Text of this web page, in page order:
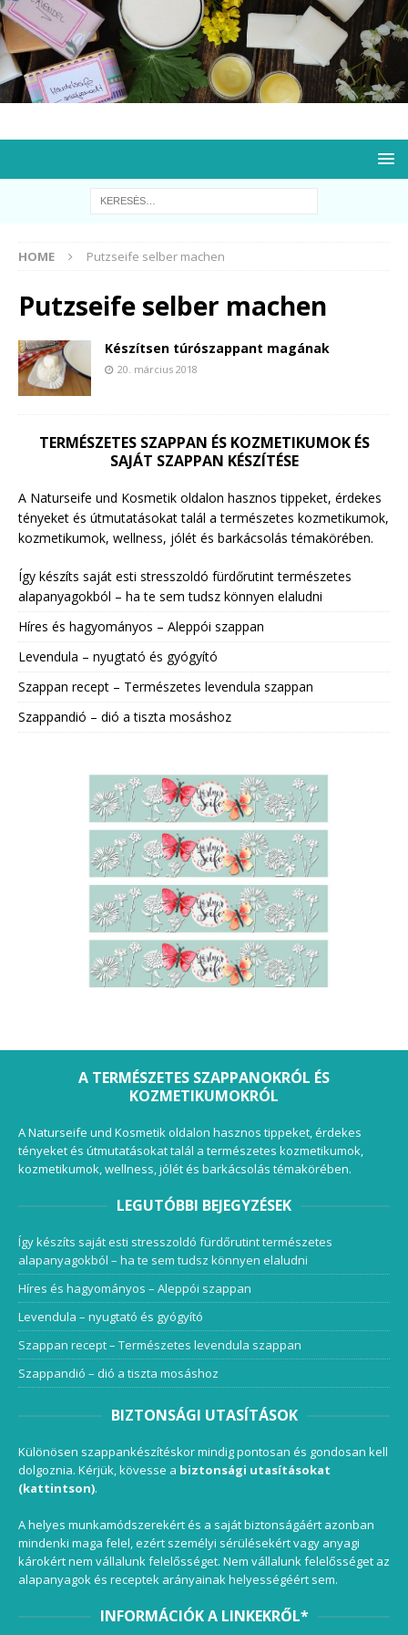
HOME Putzseife selber machen
Putzseife selber machen
Készítsen túrószappant magának
20. március 2018
TERMÉSZETES SZAPPAN ÉS KOZMETIKUMOK ÉS
SAJÁT SZAPPAN KÉSZÍTÉSE
A Naturseife und Kosmetik oldalon hasznos tippeket, érdekes
tényeket és útmutatásokat talál a természetes kozmetikumok,
kozmetikumok, wellness, jólét és barkácsolás témakörében.
Így készíts saját esti stresszoldó fürdőrutint természetes
alapanyagokból – ha te sem tudsz könnyen elaludni
Híres és hagyományos – Aleppói szappan
Levendula – nyugtató és gyógyító
Szappan recept – Természetes levendula szappan
Szappandió – dió a tiszta mosáshoz
A TERMÉSZETES SZAPPANOKRÓL ÉS
KOZMETIKUMOKRÓL
A Naturseife und Kosmetik oldalon hasznos tippeket, érdekes
tényeket és útmutatásokat talál a természetes kozmetikumok,
kozmetikumok, wellness, jólét és barkácsolás témakörében.
LEGUTÓBBI BEJEGYZÉSEK
Így készíts saját esti stresszoldó fürdőrutint természetes
alapanyagokból – ha te sem tudsz könnyen elaludni
Híres és hagyományos – Aleppói szappan
Levendula – nyugtató és gyógyító
Szappan recept – Természetes levendula szappan
Szappandió – dió a tiszta mosáshoz
BIZTONSÁGI UTASÍTÁSOK
Különösen szappankészítéskor mindig pontosan és gondosan kell
dolgoznia. Kérjük, kövesse a biztonsági utasításokat
(kattintson).
A helyes munkamódszerekért és a saját biztonságáért azonban
mindenki maga felel, ezért személyi sérülésekért vagy anyagi
károkért nem vállalunk felelősséget. Nem vállalunk felelősséget az
alapanyagok és receptek arányainak helyességéért sem.
INFORMÁCIÓK A LINKEKRŐL*